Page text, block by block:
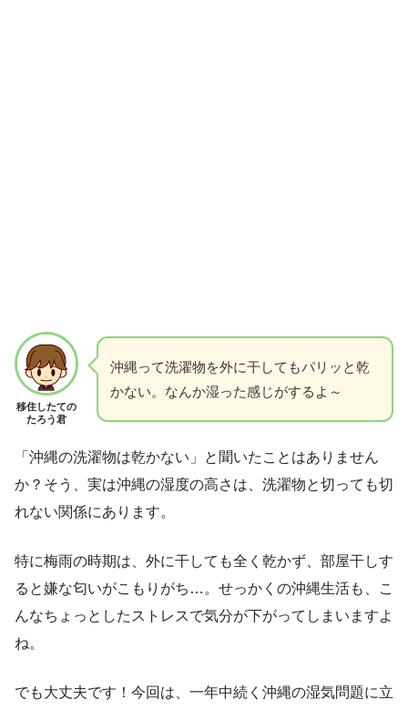
移住したての
たろう君
沖縄って洗濯物を外に干してもパリッと乾
かない。なんか湿った感じがするよ～
「沖縄の洗濯物は乾かない」と聞いたことはありません
か？そう、実は沖縄の湿度の高さは、洗濯物と切っても切
れない関係にあります。
特に梅雨の時期は、外に干しても全く乾かず、部屋干しす
ると嫌な匂いがこもりがち…。せっかくの沖縄生活も、こ
んなちょっとしたストレスで気分が下がってしまいますよ
ね。
でも大丈夫です！今回は、一年中続く沖縄の湿気問題に立